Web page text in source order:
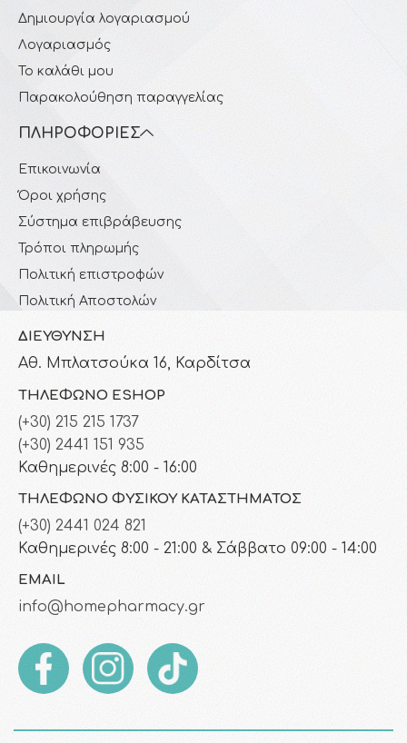
Δημιουργία λογαριασμού
Λογαριασμός
Το καλάθι μου
Παρακολούθηση παραγγελίας
ΠΛΗΡΟΦΟΡΊΕΣ
Επικοινωνία
Όροι χρήσης
Σύστημα επιβράβευσης
Τρόποι πληρωμής
Πολιτική επιστροφών
Πολιτική Αποστολών
ΔΙΕΎΘΥΝΣΗ
Αθ. Μπλατσούκα 16, Καρδίτσα
ΤΗΛΈΦΩΝΟ ESHOP
(+30) 215 215 1737
(+30) 2441 151 935
Καθημερινές 8:00 - 16:00
ΤΗΛΈΦΩΝΟ ΦΥΣΙΚΟΎ ΚΑΤΑΣΤΉΜΑΤΟΣ
(+30) 2441 024 821
Καθημερινές 8:00 - 21:00 & Σάββατο 09:00 - 14:00
EMAIL
info@homepharmacy.gr